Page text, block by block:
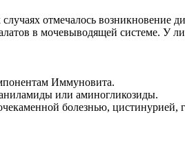
отмечалось
в мочевыводящей системе. У
Иммуновита.
или аминогликозиды.
болезнью,